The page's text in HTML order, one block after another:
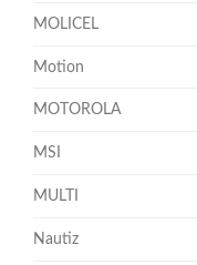
MOLICEL
Motion
MOTOROLA
MSI
MULTI
Nautiz